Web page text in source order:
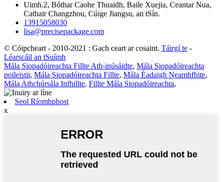
Uimh.2, Bóthar Caohe Thuaidh, Baile Xuejia, Ceantar Nua,
Cathair Changzhou, Cúige Jiangsu, an tSín.
13915058030
lisa@precisepackage.com
© Cóipcheart - 2010-2021 : Gach ceart ar cosaint. Táirgí te -
Léarscáil an tSuímh
Mála Siopadóireachta Fillte Ath-inúsáidte, Mála Siopadóireachta
poileistir, Mála Siopadóireachta Fillte, Mála Éadaigh Neamhfhite,
Mála Athchúrsála Infhillte, Fillte Mála Siopadóireachta,
Seol Ríomhphost
x